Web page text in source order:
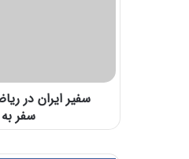
سفیر ایران در
سفر